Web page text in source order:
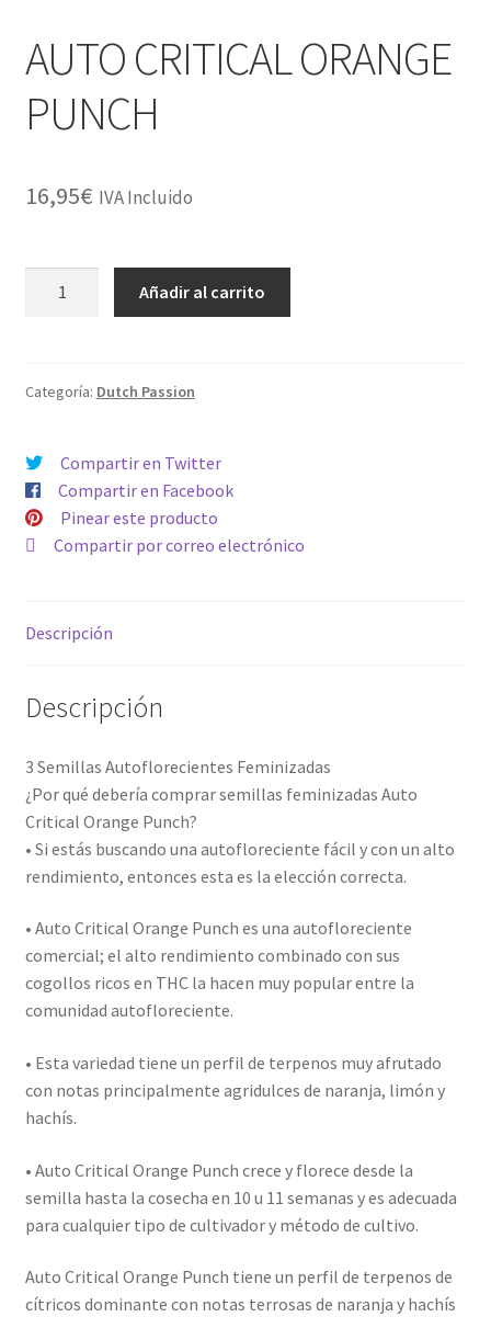
AUTO CRITICAL ORANGE
PUNCH
16,95€ IVA Incluido
cantidad
Añadir al carrito
Categoría: Dutch Passion
Compartir en Twitter
Compartir en Facebook
Pinear este producto
Compartir por correo electrónico
Descripción
Descripción
3 Semillas Autoflorecientes Feminizadas
¿Por qué debería comprar semillas feminizadas Auto
Critical Orange Punch?
• Si estás buscando una autofloreciente fácil y con un alto
rendimiento, entonces esta es la elección correcta.
• Auto Critical Orange Punch es una autofloreciente
comercial; el alto rendimiento combinado con sus
cogollos ricos en THC la hacen muy popular entre la
comunidad autofloreciente.
• Esta variedad tiene un perfil de terpenos muy afrutado
con notas principalmente agridulces de naranja, limón y
hachís.
• Auto Critical Orange Punch crece y florece desde la
semilla hasta la cosecha en 10 u 11 semanas y es adecuada
para cualquier tipo de cultivador y método de cultivo.
Auto Critical Orange Punch tiene un perfil de terpenos de
cítricos dominante con notas terrosas de naranja y hachís